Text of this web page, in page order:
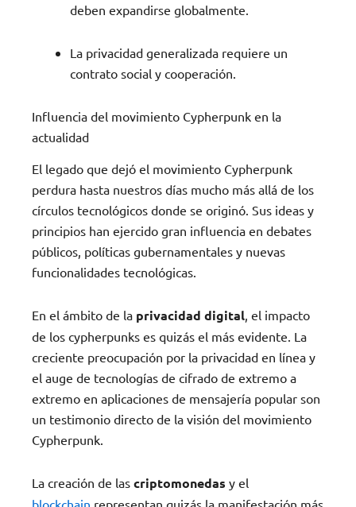
deben expandirse globalmente.
La privacidad generalizada requiere un
contrato social y cooperación.
Influencia del movimiento Cypherpunk en la
actualidad
El legado que dejó el movimiento Cypherpunk
perdura hasta nuestros días mucho más allá de los
círculos tecnológicos donde se originó. Sus ideas y
principios han ejercido gran influencia en debates
públicos, políticas gubernamentales y nuevas
funcionalidades tecnológicas.
En el ámbito de la privacidad digital, el impacto
de los cypherpunks es quizás el más evidente. La
creciente preocupación por la privacidad en línea y
el auge de tecnologías de cifrado de extremo a
extremo en aplicaciones de mensajería popular son
un testimonio directo de la visión del movimiento
Cypherpunk.
La creación de las criptomonedas y el